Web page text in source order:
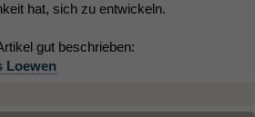
hat, sich zu entwickeln.
gut beschrieben:
Loewen